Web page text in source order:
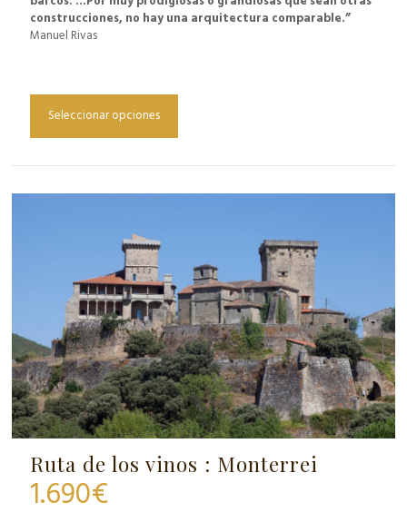
construcciones, no hay una arquitectura comparable.”
Manuel Rivas
Seleccionar opciones
Ruta de los vinos : Monterrei
1.690€